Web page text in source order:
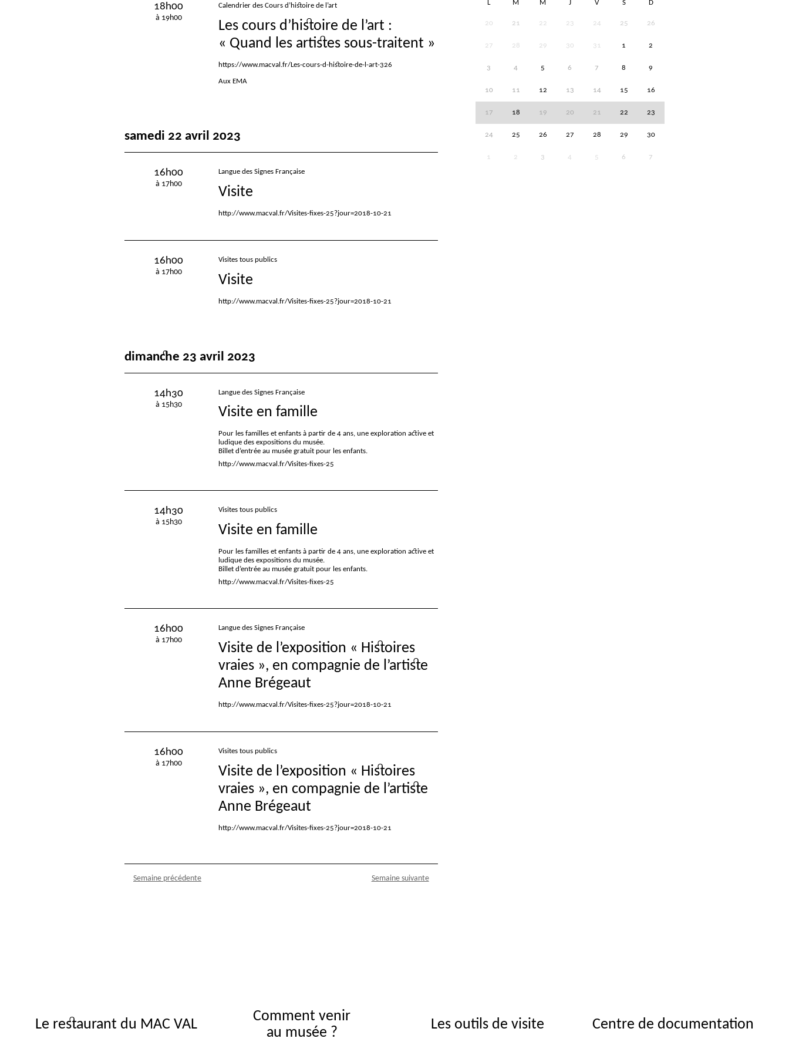
18h00
à 19h00
Calendrier des Cours d’histoire de l’art
Les cours d’histoire de l’art :
« Quand les artistes sous-traitent »
https://www.macval.fr/Les-cours-d-histoire-de-l-art-326
Aux EMA
samedi 22 avril 2023
16h00
à 17h00
Langue des Signes Française
Visite
http://www.macval.fr/Visites-fixes-25?jour=2018-10-21
16h00
à 17h00
Visites tous publics
Visite
http://www.macval.fr/Visites-fixes-25?jour=2018-10-21
dimanche 23 avril 2023
14h30
à 15h30
Langue des Signes Française
Visite en famille
Pour les familles et enfants à partir de 4 ans, une exploration active et
ludique des expositions du musée.
Billet d’entrée au musée gratuit pour les enfants.
http://www.macval.fr/Visites-fixes-25
14h30
à 15h30
Visites tous publics
Visite en famille
Pour les familles et enfants à partir de 4 ans, une exploration active et
ludique des expositions du musée.
Billet d’entrée au musée gratuit pour les enfants.
http://www.macval.fr/Visites-fixes-25
16h00
à 17h00
Langue des Signes Française
Visite de l’exposition « Histoires
vraies », en compagnie de l’artiste
Anne Brégeaut
http://www.macval.fr/Visites-fixes-25?jour=2018-10-21
16h00
à 17h00
Visites tous publics
Visite de l’exposition « Histoires
vraies », en compagnie de l’artiste
Anne Brégeaut
http://www.macval.fr/Visites-fixes-25?jour=2018-10-21
Semaine précédente Semaine suivante
L M M J V S D
20 21 22 23 24 25 26
27 28 29 30 31 1 2
3 4 5 6 7 8 9
10 11 12 13 14 15 16
17 18 19 20 21 22 23
24 25 26 27 28 29 30
1 2 3 4 5 6 7
Le restaurant du MAC VAL
Comment venir
au musée ?
Les outils de visite Centre de documentation